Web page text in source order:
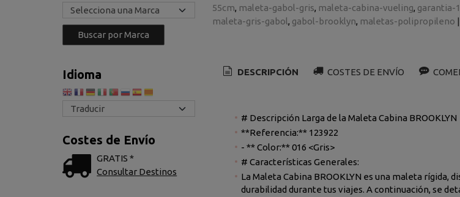
Idioma
Costes de Envío
GRATIS *
Consultar Destinos
55cm maleta-gabol-gris maleta-cabina-vueling garantia-
maleta-gris-gabol
gabol-brooklyn maletas-polipropileno |
DESCRIPCIÓN COSTES DE ENVÍO
# Descripción Larga de la Maleta Cabina BROOKLYN
**Referencia:** 123922
- ** Color:** 016 <Gris>
# Características Generales:
La Maleta Cabina BROOKLYN es una maleta
durabilidad durante tus viajes. A continuación, se